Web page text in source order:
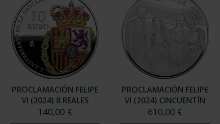
PROCLAMACIÓN FELIPE
VI (2024) 8 REALES
140,00 €
PROCLAMACIÓN FELIPE
VI (2024) CINCUENTÍN
610,00 €